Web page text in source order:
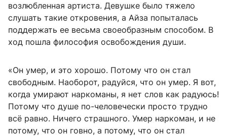
возлюбленная артиста. Девушке было тяжело
слушать такие откровения, а Айза попыталась
поддержать ее весьма своеобразным способом. В
ход пошла философия освобождения души.
«Он умер, и это хорошо. Потому что он стал
свободным. Наоборот, радуйся, что он умер. Я вот,
когда умирают наркоманы, я нет слов как радуюсь!
Потому что душе по-человечески просто трудно
всё равно. Ничего страшного. Умер наркоман, и не
потому, что он говно, а потому, что он стал